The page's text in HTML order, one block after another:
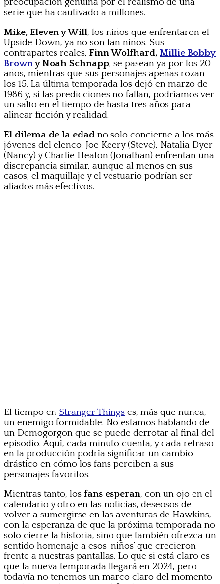
preocupación genuina por el realismo de una
serie que ha cautivado a millones.
Mike, Eleven y Will, los niños que enfrentaron el
Upside Down, ya no son tan niños. Sus
contrapartes reales, Finn Wolfhard, Millie Bobby
Browny Noah Schnapp, se pasean ya por los 20
años, mientras que sus personajes apenas rozan
los 15. La última temporada los dejó en marzo de
1986 y, si las predicciones no fallan, podríamos ver
un salto en el tiempo de hasta tres años para
alinear ficción y realidad.
El dilema de la edad no solo concierne a los más
jóvenes del elenco. Joe Keery (Steve), Natalia Dyer
(Nancy) y Charlie Heaton (Jonathan) enfrentan una
discrepancia similar, aunque al menos en sus
casos, el maquillaje y el vestuario podrían ser
aliados más efectivos.
El tiempo en Stranger Things es, más que nunca,
un enemigo formidable. No estamos hablando de
un Demogorgon que se puede derrotar al final del
episodio. Aquí, cada minuto cuenta, y cada retraso
en la producción podría significar un cambio
drástico en cómo los fans perciben a sus
personajes favoritos.
Mientras tanto, los fans esperan, con un ojo en el
calendario y otro en las noticias, deseosos de
volver a sumergirse en las aventuras de Hawkins,
con la esperanza de que la próxima temporada no
solo cierre la historia, sino que también ofrezca un
sentido homenaje a esos ‘niños’ que crecieron
frente a nuestras pantallas. Lo que si está claro es
que la nueva temporada llegará en 2024, pero
todavía no tenemos un marco claro del momento